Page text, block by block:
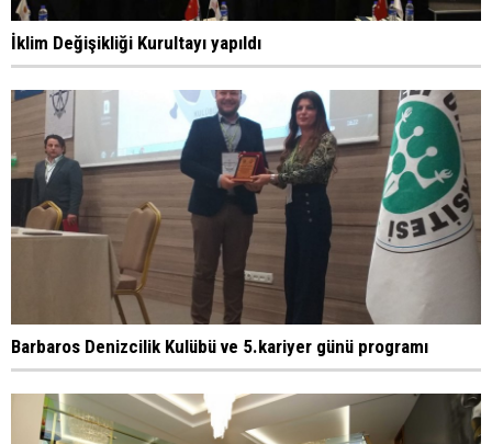
İklim Değişikliği Kurultayı yapıldı
Barbaros Denizcilik Kulübü ve 5.kariyer günü programı